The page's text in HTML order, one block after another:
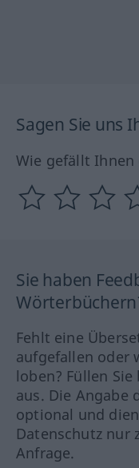
Sagen Sie uns
Wie gefällt Ihnen
Sie haben
Fehlt eine
aufgefallen oder
loben? Füllen
aus. Die Angabe
optional und
Datenschutz nur
Anfrage.